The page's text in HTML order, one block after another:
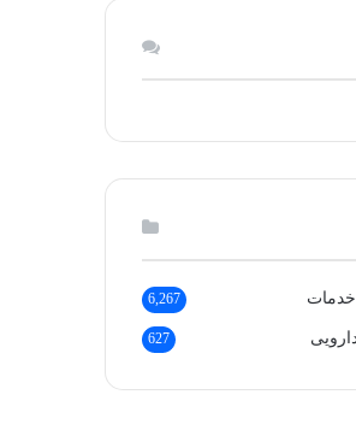
6,267
627